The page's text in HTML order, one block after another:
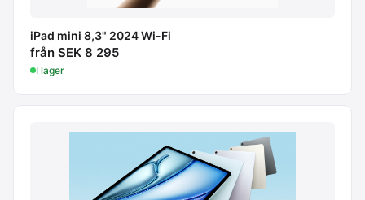
iPad mini 8,3" 2024 Wi-Fi
från SEK 8 295
I lager